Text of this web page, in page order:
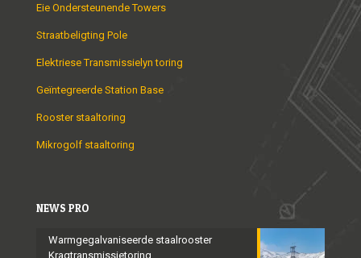
Eie Ondersteunende Towers
Straatbeligting Pole
Elektriese Transmissielyn toring
Geïntegreerde Station Base
Rooster staaltoring
Mikrogolf staaltoring
NEWS PRO
Warmgegalvaniseerde staalrooster
Kragtransmissietoring